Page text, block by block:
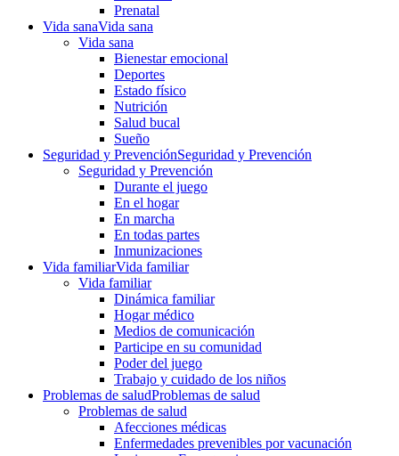
Prenatal
Vida sanaVida sana
Vida sana
Bienestar emocional
Deportes
Estado físico
Nutrición
Salud bucal
Sueño
Seguridad y PrevenciónSeguridad y Prevención
Seguridad y Prevención
Durante el juego
En el hogar
En marcha
En todas partes
Inmunizaciones
Vida familiarVida familiar
Vida familiar
Dinámica familiar
Hogar médico
Medios de comunicación
Participe en su comunidad
Poder del juego
Trabajo y cuidado de los niños
Problemas de saludProblemas de salud
Problemas de salud
Afecciones médicas
Enfermedades prevenibles por vacunación